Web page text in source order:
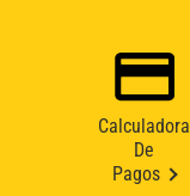
Calculadora
De
Pagos